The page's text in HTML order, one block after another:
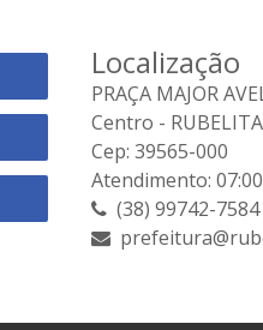
Localização
PRAÇA MAJOR
Centro -
Cep: 39565-000
Atendimento:
(38) 99742-7584